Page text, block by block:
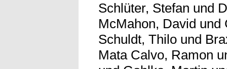
Schlüter, Stefan und
McMahon, David und
Schuldt, Thilo und
Mata Calvo, Ramon